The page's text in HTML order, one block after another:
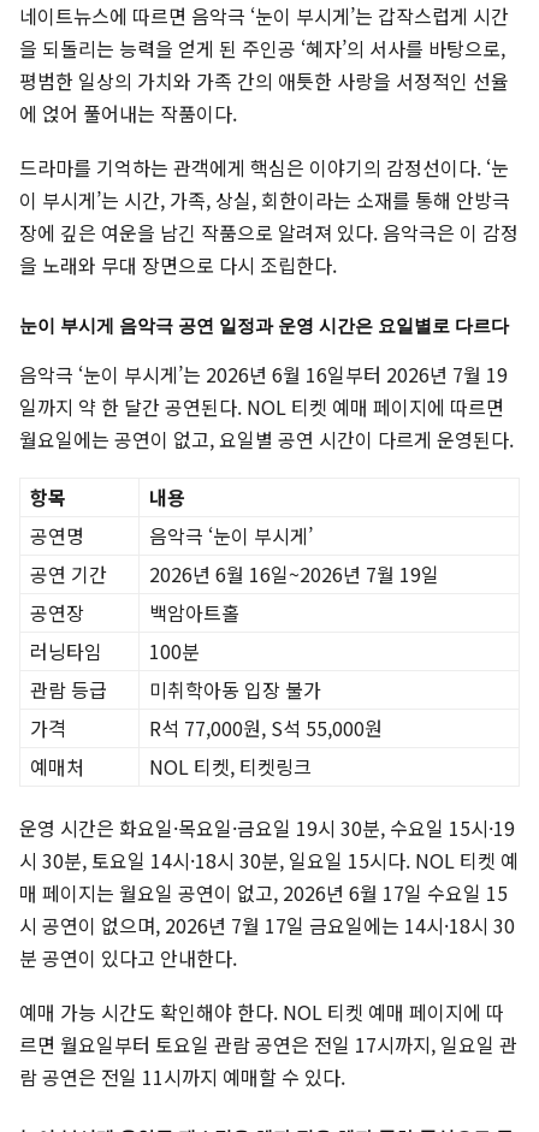
네이트뉴스에 따르면 음악극 ‘눈이 부시게’는 갑작스럽게 시간
을 되돌리는 능력을 얻게 된 주인공 ‘혜자’의 서사를 바탕으로,
평범한 일상의 가치와 가족 간의 애틋한 사랑을 서정적인 선율
에 얹어 풀어내는 작품이다.
드라마를 기억하는 관객에게 핵심은 이야기의 감정선이다. ‘눈
이 부시게’는 시간, 가족, 상실, 회한이라는 소재를 통해 안방극
장에 깊은 여운을 남긴 작품으로 알려져 있다. 음악극은 이 감정
을 노래와 무대 장면으로 다시 조립한다.
눈이 부시게 음악극 공연 일정과 운영 시간은 요일별로 다르다
음악극 ‘눈이 부시게’는 2026년 6월 16일부터 2026년 7월 19
일까지 약 한 달간 공연된다. NOL 티켓 예매 페이지에 따르면
월요일에는 공연이 없고, 요일별 공연 시간이 다르게 운영된다.
항목
내용
공연명
음악극 ‘눈이 부시게’
공연 기간
2026년 6월 16일~2026년 7월 19일
공연장
백암아트홀
러닝타임
100분
관람 등급
미취학아동 입장 불가
가격
R석 77,000원, S석 55,000원
예매처
NOL 티켓, 티켓링크
운영 시간은 화요일·목요일·금요일 19시 30분, 수요일 15시·19
시 30분, 토요일 14시·18시 30분, 일요일 15시다. NOL 티켓 예
매 페이지는 월요일 공연이 없고, 2026년 6월 17일 수요일 15
시 공연이 없으며, 2026년 7월 17일 금요일에는 14시·18시 30
분 공연이 있다고 안내한다.
예매 가능 시간도 확인해야 한다. NOL 티켓 예매 페이지에 따
르면 월요일부터 토요일 관람 공연은 전일 17시까지, 일요일 관
람 공연은 전일 11시까지 예매할 수 있다.